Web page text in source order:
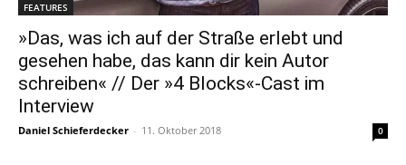
FEATURES
»Das, was ich auf der Straße erlebt und
gesehen habe, das kann dir kein Autor
schreiben« // Der »4 Blocks«-Cast im
Interview
Daniel Schieferdecker - 11. Oktober 2018 0